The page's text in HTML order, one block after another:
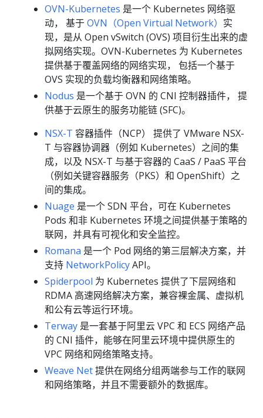
OVN-Kubernetes 是一个 Kubernetes 网络驱
动， 基于OVN（Open Virtual Network） 实
现，是从 Open vSwitch (OVS) 项目衍生出来的虚
拟网络实现。OVN-Kubernetes 为 Kubernetes
提供基于覆盖网络的网络实现， 包括一个基于
OVS 实现的负载均衡器和网络策略。
Nodus 是一个基于 OVN 的 CNI 控制器插件， 提
供基于云原生的服务功能链 (SFC)。
NSX-T 容器插件（NCP） 提供了 VMware NSX-
T 与容器协调器（例如 Kubernetes）之间的集
成，以及 NSX-T 与基于容器的 CaaS / PaaS 平台
（例如关键容器服务（PKS）和 OpenShift）之
间的集成。
Nuage 是一个 SDN 平台，可在 Kubernetes
Pods 和非 Kubernetes 环境之间提供基于策略的
联网，并具有可视化和安全监控。
Romana 是一个 Pod 网络的第三层解决方案，并
支持 NetworkPolicyAPI。
Spiderpool 为 Kubernetes 提供了下层网络和
RDMA 高速网络解决方案，兼容裸金属、虚拟机
和公有云等运行环境。
Terway 是一套基于阿里云 VPC 和 ECS 网络产品
的 CNI 插件，能够在阿里云环境中提供原生的
VPC 网络和网络策略支持。
Weave Net提供在网络分组两端参与工作的联网
和网络策略，并且不需要额外的数据库。